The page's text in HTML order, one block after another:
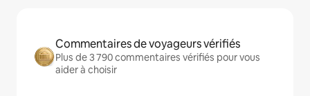
Commentaires de voyageurs vérifiés
Plus de 3 790 commentaires vérifiés pour vous
aider à choisir